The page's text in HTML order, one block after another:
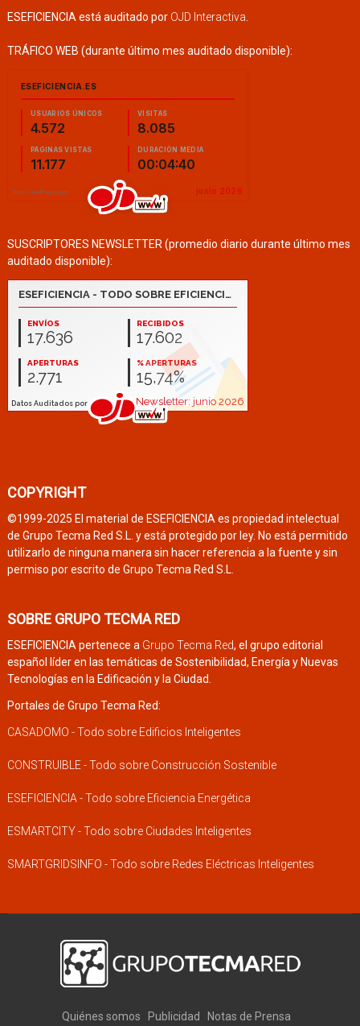
ESEFICIENCIA está auditado por OJD Interactiva
TRÁFICO WEB (durante último mes auditado disponible):
SUSCRIPTORES NEWSLETTER (promedio diario durante último mes
auditado disponible):
COPYRIGHT
©1999-2025 El material de ESEFICIENCIA es propiedad intelectual
de Grupo Tecma Red S.L. y está protegido por ley. No está permitido
utilizarlo de ninguna manera sin hacer referencia a la fuente y sin
permiso por escrito de Grupo Tecma Red S.L.
SOBRE GRUPO TECMA RED
ESEFICIENCIA pertenece a Grupo Tecma Red, el grupo editorial
español líder en las temáticas de Sostenibilidad, Energía y Nuevas
Tecnologías en la Edificación y la Ciudad.
Portales de Grupo Tecma Red:
CASADOMO - Todo sobre Edificios Inteligentes
CONSTRUIBLE - Todo sobre Construcción Sostenible
ESEFICIENCIA - Todo sobre Eficiencia Energética
ESMARTCITY - Todo sobre Ciudades Inteligentes
SMARTGRIDSINFO - Todo sobre Redes Eléctricas Inteligentes
Quiénes somos Publicidad Notas de Prensa